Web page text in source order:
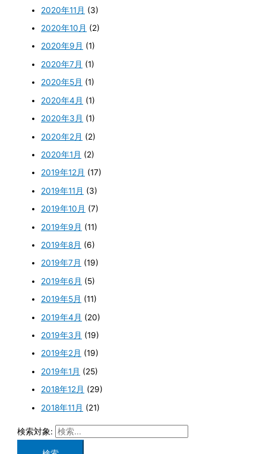
2020年11月 (3)
2020年10月 (2)
2020年9月 (1)
2020年7月 (1)
2020年5月 (1)
2020年4月 (1)
2020年3月 (1)
2020年2月 (2)
2020年1月 (2)
2019年12月 (17)
2019年11月 (3)
2019年10月 (7)
2019年9月 (11)
2019年8月 (6)
2019年7月 (19)
2019年6月 (5)
2019年5月 (11)
2019年4月 (20)
2019年3月 (19)
2019年2月 (19)
2019年1月 (25)
2018年12月 (29)
2018年11月 (21)
検索対象: